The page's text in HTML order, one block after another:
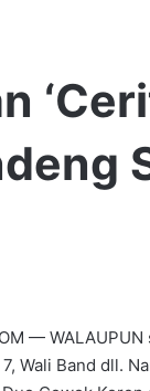
—
Wali Band dll.